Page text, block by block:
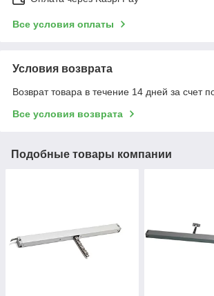
Все условия оплаты
Условия возврата
Возврат товара в течение 14 дней за счет
Все условия возврата
Подобные товары компании